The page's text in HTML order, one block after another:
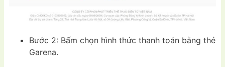
Bước 2: Bấm chọn hình thức thanh toán bằng thẻ
Garena.